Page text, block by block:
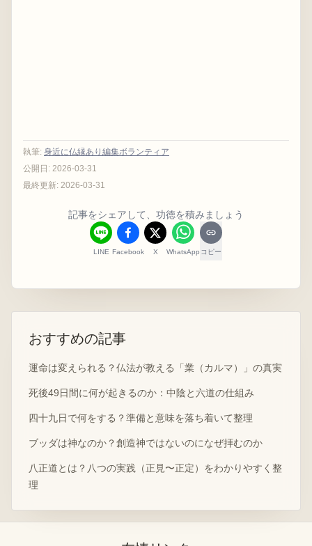
執筆: 身近に仏縁あり編集ボランティア
公開日: 2026-03-31
最終更新: 2026-03-31
記事をシェアして、功徳を積みましょう
LINE Facebook X WhatsApp コピー
おすすめの記事
運命は変えられる？仏法が教える「業（カルマ）」の真実
死後49日間に何が起きるのか：中陰と六道の仕組み
四十九日で何をする？準備と意味を落ち着いて整理
ブッダは神なのか？創造神ではないのになぜ拝むのか
八正道とは？八つの実践（正見〜正定）をわかりやすく整
理